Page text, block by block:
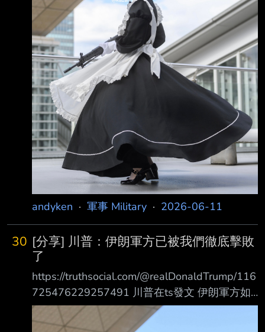
記者：「您的意思是要恢復轟炸嗎？」 川普：
「是的。」 沒說是啥麼時候就是了，坐等明天
股市與五角大廈附近比薩外送率等消息... --
https://
andyken · 軍事 Military · 2026-06-11
30 [分享] 川普：伊朗軍方已被我們徹底擊敗
了
https://truthsocial.com/@realDonaldTrump/116
725476229257491 川普在ts發文 伊朗軍方如
今已是一團徹底的混亂。其中很大一部分力量，
包括海軍和空軍，實際上已幾乎 不復存在了，